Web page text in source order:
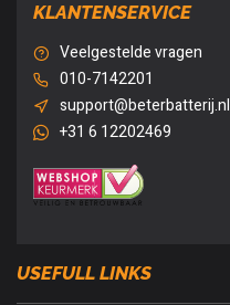
KLANTENSERVICE
Veelgestelde vragen
010-7142201
support@beterbatterij.nl
+31 6 12202469
USEFULL LINKS